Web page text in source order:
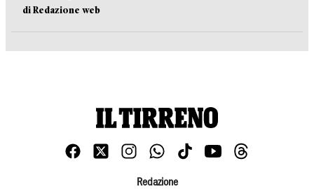
di Redazione web
Redazione